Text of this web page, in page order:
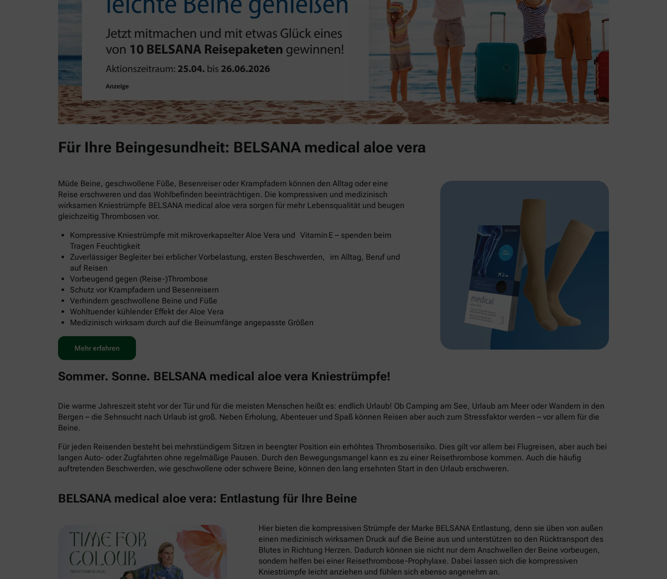
Für Ihre Beingesundheit: BELSANA medical aloe vera
Müde Beine, geschwollene Füße, Besenreiser oder Krampfadern können den Alltag oder eine
Reise erschweren und das Wohlbefinden beeinträchtigen. Die kompressiven und medizinisch
wirksamen Kniestrümpfe BELSANA medical aloe vera sorgen für mehr Lebensqualität und beugen
gleichzeitig Thrombosen vor.
Kompressive Kniestrümpfe mit mikroverkapselter Aloe Vera und Vitamin E – spenden beim
Tragen Feuchtigkeit
Zuverlässiger Begleiter bei erblicher Vorbelastung, ersten Beschwerden, im Alltag, Beruf und
auf Reisen
Vorbeugend gegen (Reise-)Thrombose
Schutz vor Krampfadern und Besenreisern
Verhindern geschwollene Beine und Füße
Wohltuender kühlender Effekt der Aloe Vera
Medizinisch wirksam durch auf die Beinumfänge angepasste Größen
Mehr erfahren
Sommer. Sonne. BELSANA medical aloe vera Kniestrümpfe!
Die warme Jahreszeit steht vor der Tür und für die meisten Menschen heißt es: endlich Urlaub! Ob Camping am See, Urlaub am Meer oder Wandern in den
Bergen – die Sehnsucht nach Urlaub ist groß. Neben Erholung, Abenteuer und Spaß können Reisen aber auch zum Stressfaktor werden – vor allem für die
Beine.
Für jeden Reisenden besteht bei mehrstündigem Sitzen in beengter Position ein erhöhtes Thromboserisiko. Dies gilt vor allem bei Flugreisen, aber auch bei
langen Auto- oder Zugfahrten ohne regelmäßige Pausen. Durch den Bewegungsmangel kann es zu einer Reisethrombose kommen. Auch die häufig
auftretenden Beschwerden, wie geschwollene oder schwere Beine, können den lang ersehnten Start in den Urlaub erschweren.
BELSANA medical aloe vera: Entlastung für Ihre Beine
Hier bieten die kompressiven Strümpfe der Marke BELSANA Entlastung, denn sie üben von außen
einen medizinisch wirksamen Druck auf die Beine aus und unterstützen so den Rücktransport des
Blutes in Richtung Herzen. Dadurch können sie nicht nur dem Anschwellen der Beine vorbeugen,
sondern helfen bei einer Reisethrombose-Prophylaxe. Dabei lassen sich die kompressiven
Kniestrümpfe leicht anziehen und fühlen sich ebenso angenehm an.